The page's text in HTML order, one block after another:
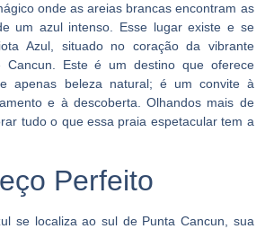
onde as areias brancas encontram as
um azul intenso. Esse lugar existe e se
Azul, situado no coração da vibrante
Cancun. Este é um destino que oferece
apenas beleza natural; é um convite à
e à descoberta. Olhandos mais de
tudo o que essa praia espetacular tem a
Perfeito
se localiza ao sul de Punta Cancun, sua